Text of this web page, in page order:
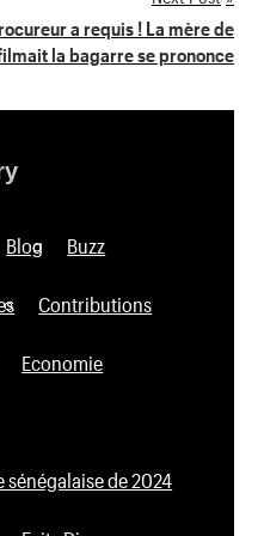
a requis ! La mère de
la bagarre se prononce
Blog Buzz
Contributions
Economie
de 2024